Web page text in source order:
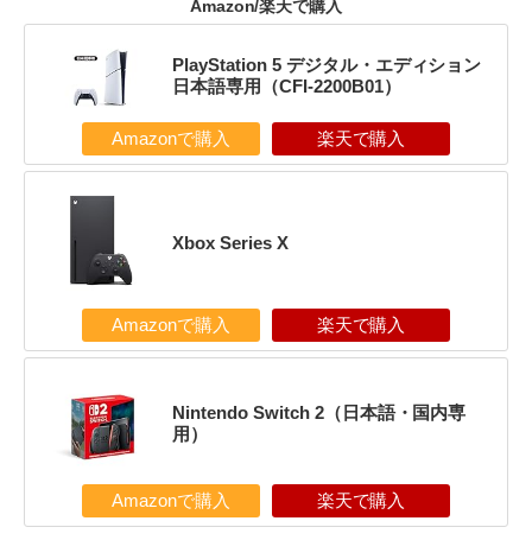
Amazon/楽天で購入
PlayStation 5 デジタル・エディション
日本語専用（CFI-2200B01）
Amazonで購入 楽天で購入
Xbox Series X
Amazonで購入 楽天で購入
Nintendo Switch 2（日本語・国内専
用）
Amazonで購入 楽天で購入